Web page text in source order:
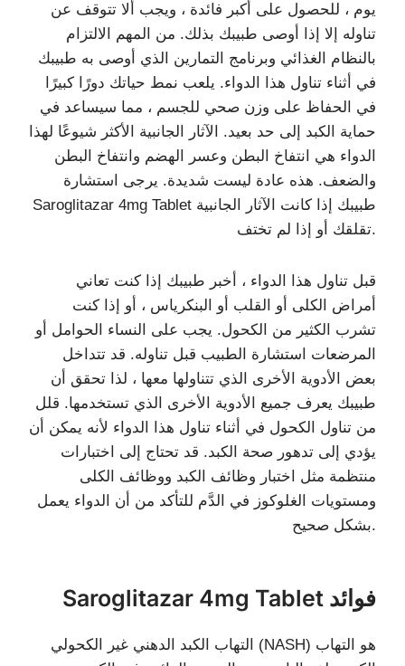
يوم ، للحصول على أكبر فائدة ، ويجب ألا تتوقف عن
تناوله إلا إذا أوصى طبيبك بذلك. من المهم الالتزام
بالنظام الغذائي وبرنامج التمارين الذي أوصى به طبيبك
في أثناء تناول هذا الدواء. يلعب نمط حياتك دورًا كبيرًا
في الحفاظ على وزن صحي للجسم ، مما سيساعد في
حماية الكبد إلى حد بعيد. الآثار الجانبية الأكثر شيوعًا لهذا
الدواء هي انتفاخ البطن وعسر الهضم وانتفاخ البطن
والضعف. هذه عادة ليست شديدة. يرجى استشارة
Saroglitazar 4mg Tablet طبيبك إذا كانت الآثار الجانبية
تقلقك أو إذا لم تختف.
قبل تناول هذا الدواء ، أخبر طبيبك إذا كنت تعاني
أمراض الكلى أو القلب أو البنكرياس ، أو إذا كنت
تشرب الكثير من الكحول. يجب على النساء الحوامل أو
المرضعات استشارة الطبيب قبل تناوله. قد تتداخل
بعض الأدوية الأخرى الذي تتناولها معها ، لذا تحقق أن
طبيبك يعرف جميع الأدوية الأخرى الذي تستخدمها. قلل
من تناول الكحول في أثناء تناول هذا الدواء لأنه يمكن أن
يؤدي إلى تدهور صحة الكبد. قد تحتاج إلى اختبارات
منتظمة مثل اختبار وظائف الكبد ووظائف الكلى
ومستويات الغلوكوز في الدَّم للتأكد من أن الدواء يعمل
بشكل صحيح.
Saroglitazar 4mg Tablet فوائد
التهاب الكبد الدهني غير الكحولي (NASH) هو التهاب